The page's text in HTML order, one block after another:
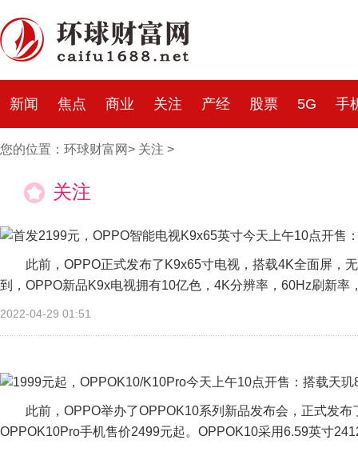
新闻 焦点 商业 关注 产经 股票 5G 手
您的位置： 环球财富网> 关注 >
关注
此前，OPPO正式发布了K9x65寸电视，搭载4K全面屏，
到，OPPO新品K9x电视拥有10亿色，4K分辨率，60Hz刷新率
2022-04-29 01:51
此前，OPPO举办了OPPOK10系列新品发布会，正式发
OPPOK10Pro手机售价2499元起。OPPOK10采用6.59英寸